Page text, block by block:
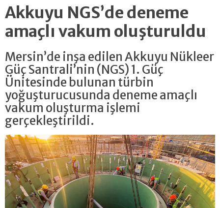
Akkuyu NGS’de deneme
amaçlı vakum oluşturuldu
Mersin’de inşa edilen Akkuyu Nükleer
Güç Santrali’nin (NGS) 1. Güç
Ünitesinde bulunan türbin
yoğuşturucusunda deneme amaçlı
vakum oluşturma işlemi
gerçekleştirildi.